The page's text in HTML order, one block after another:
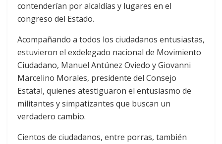
contenderían por alcaldías y lugares en el
congreso del Estado.
Acompañando a todos los ciudadanos entusiastas,
estuvieron el exdelegado nacional de Movimiento
Ciudadano, Manuel Antúnez Oviedo y Giovanni
Marcelino Morales, presidente del Consejo
Estatal, quienes atestiguaron el entusiasmo de
militantes y simpatizantes que buscan un
verdadero cambio.
Cientos de ciudadanos, entre porras, también